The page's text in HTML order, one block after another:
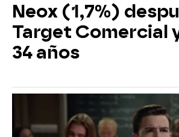
Neox (1,7%)
Target Comercial
34 años